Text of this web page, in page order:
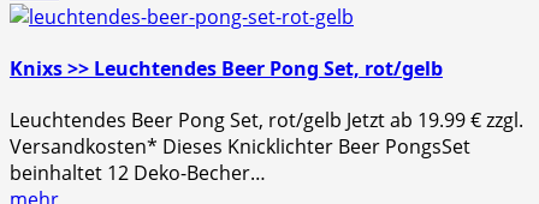
Knixs >> Leuchtendes Beer Pong Set, rot/gelb
Leuchtendes Beer Pong Set, rot/gelb Jetzt ab 19.99 € zzgl.
Versandkosten* Dieses Knicklichter Beer PongsSet
beinhaltet 12 Deko-Becher…